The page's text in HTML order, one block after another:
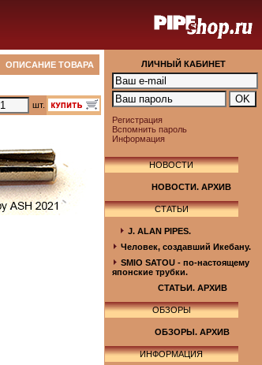
ОПИСАНИЕ ТОВАРА
шт.
ЛИЧНЫЙ КАБИНЕТ
Регистрация
Вспомнить пароль
Информация
НОВОСТИ
НОВОСТИ. АРХИВ
СТАТЬИ
J. ALAN PIPES.
Человек, создавший Икебану.
SMIO SATOU - по-настоящему
японские трубки.
СТАТЬИ. АРХИВ
ОБЗОРЫ
ОБЗОРЫ. АРХИВ
ИНФОРМАЦИЯ